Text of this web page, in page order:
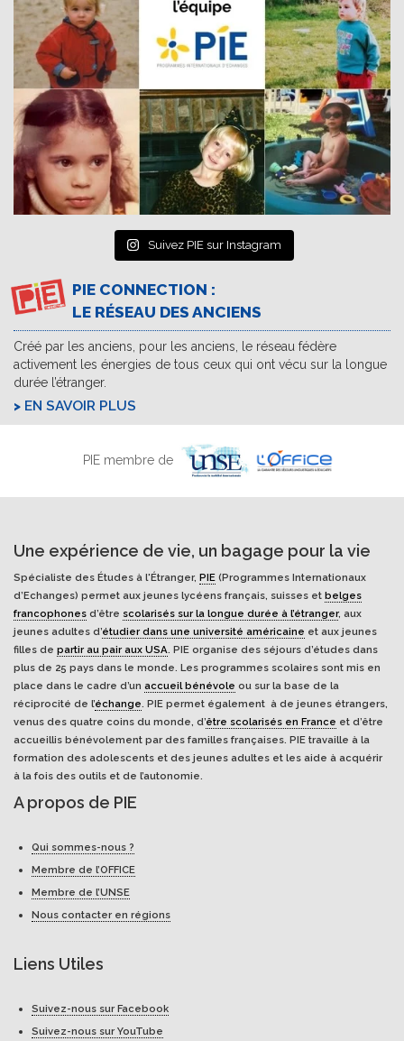
Suivez PIE sur Instagram
PIE CONNECTION :
LE RÉSEAU DES ANCIENS
Créé par les anciens, pour les anciens, le réseau fédère
activement les énergies de tous ceux qui ont vécu sur la longue
durée l’étranger.
EN SAVOIR PLUS
PIE membre de
Une expérience de vie, un bagage pour la vie
Spécialiste des Études à l'Étranger, PIE (Programmes Internationaux
d’Echanges) permet aux jeunes lycéens français, suisses et belges
francophones d’être scolarisés sur la longue durée à l’étranger, aux
jeunes adultes d’étudier dans une université américaine et aux jeunes
filles de partir au pair aux USA. PIE organise des séjours d’études dans
plus de 25 pays dans le monde. Les programmes scolaires sont mis en
place dans le cadre d’un accueil bénévole ou sur la base de la
réciprocité de l’échange. PIE permet également à de jeunes étrangers,
venus des quatre coins du monde, d’être scolarisés en France et d’être
accueillis bénévolement par des familles françaises. PIE travaille à la
formation des adolescents et des jeunes adultes et les aide à acquérir
à la fois des outils et de l’autonomie.
A propos de PIE
Qui sommes-nous ?
Membre de l’OFFICE
Membre de l’UNSE
Nous contacter en régions
Liens Utiles
Suivez-nous sur Facebook
Suivez-nous sur YouTube